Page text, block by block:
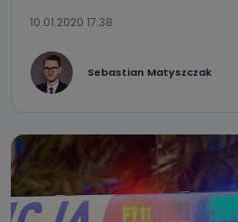
10.01.2020 17:38
Sebastian Matyszczak